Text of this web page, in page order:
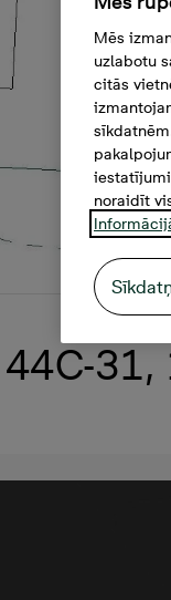
44C-
Mēs
uzlabotu
citās
noraidīt